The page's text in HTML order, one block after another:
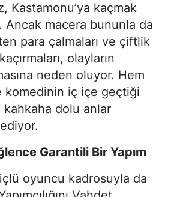
Kastamonu’ya kaçmak
Ancak macera bununla da
para çalmaları ve çiftlik
olayların
neden oluyor. Hem
komedinin iç içe geçtiği
dolu anlar
Garantili Bir Yapım
oyuncu kadrosuyla da